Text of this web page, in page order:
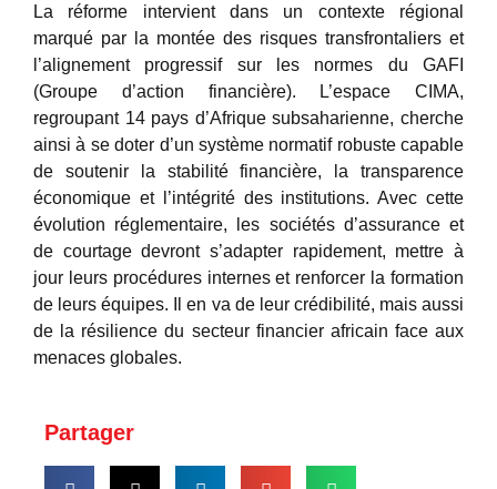
La réforme intervient dans un contexte régional
marqué par la montée des risques transfrontaliers et
l’alignement progressif sur les normes du GAFI
(Groupe d’action financière). L’espace CIMA,
regroupant 14 pays d’Afrique subsaharienne, cherche
ainsi à se doter d’un système normatif robuste capable
de soutenir la stabilité financière, la transparence
économique et l’intégrité des institutions. Avec cette
évolution réglementaire, les sociétés d’assurance et
de courtage devront s’adapter rapidement, mettre à
jour leurs procédures internes et renforcer la formation
de leurs équipes. Il en va de leur crédibilité, mais aussi
de la résilience du secteur financier africain face aux
menaces globales.
Partager